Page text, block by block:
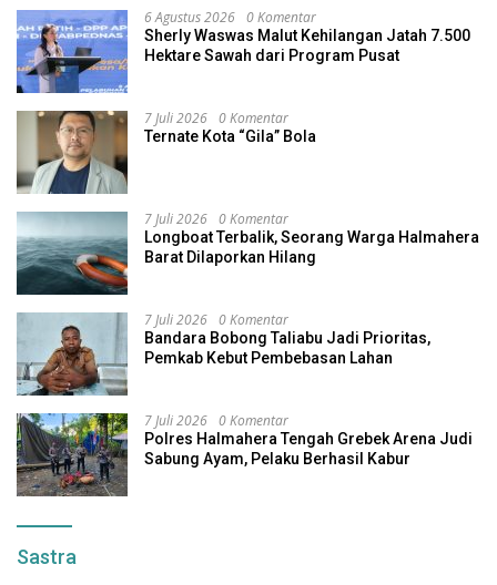
6 Agustus 2026 0 Komentar
Sherly Waswas Malut Kehilangan Jatah 7.500
Hektare Sawah dari Program Pusat
7 Juli 2026 0 Komentar
Ternate Kota “Gila” Bola
7 Juli 2026 0 Komentar
Longboat Terbalik, Seorang Warga Halmahera
Barat Dilaporkan Hilang
7 Juli 2026 0 Komentar
Bandara Bobong Taliabu Jadi Prioritas,
Pemkab Kebut Pembebasan Lahan
7 Juli 2026 0 Komentar
Polres Halmahera Tengah Grebek Arena Judi
Sabung Ayam, Pelaku Berhasil Kabur
Sastra